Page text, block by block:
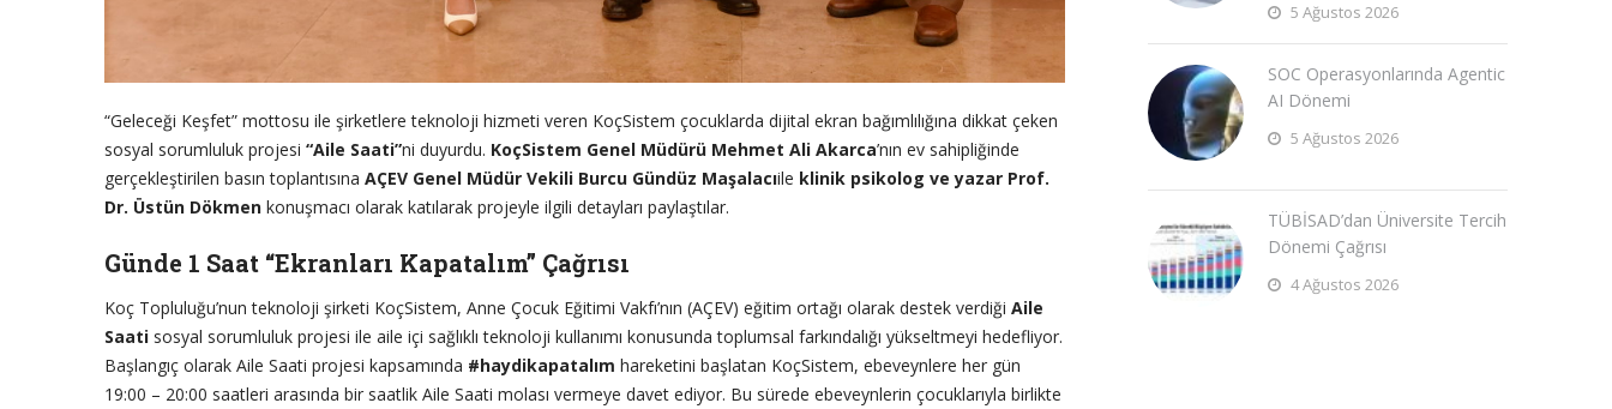
“Geleceği Keşfet” mottosu ile şirketlere teknoloji hizmeti veren KoçSistem çocuklarda dijital ekran bağımlılığına dikkat çeken
sosyal sorumluluk projesi “Aile Saati”ni duyurdu. KoçSistem Genel Müdürü Mehmet Ali Akarca’nın ev sahipliğinde
gerçekleştirilen basın toplantısına AÇEV Genel Müdür Vekili Burcu Gündüz Maşalacıile klinik psikolog ve yazar Prof.
Dr. Üstün Dökmen konuşmacı olarak katılarak projeyle ilgili detayları paylaştılar.
Günde 1 Saat “Ekranları Kapatalım” Çağrısı
Koç Topluluğu’nun teknoloji şirketi KoçSistem, Anne Çocuk Eğitimi Vakfı’nın (AÇEV) eğitim ortağı olarak destek verdiği Aile
Saati sosyal sorumluluk projesi ile aile içi sağlıklı teknoloji kullanımı konusunda toplumsal farkındalığı yükseltmeyi hedefliyor.
Başlangıç olarak Aile Saati projesi kapsamında #haydikapatalım hareketini başlatan KoçSistem, ebeveynlere her gün
19:00 – 20:00 saatleri arasında bir saatlik Aile Saati molası vermeye davet ediyor. Bu sürede ebeveynlerin çocuklarıyla birlikte
5 Ağustos 2026
SOC Operasyonlarında Agentic
AI Dönemi
5 Ağustos 2026
TÜBİSAD’dan Üniversite Tercih
Dönemi Çağrısı
4 Ağustos 2026